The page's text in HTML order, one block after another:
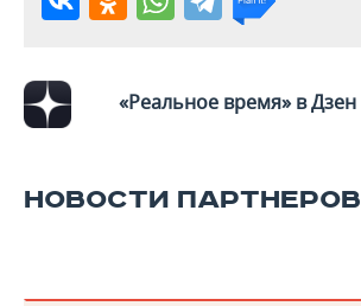
«Реальное время» в Дзен
НОВОСТИ ПАРТНЕРОВ